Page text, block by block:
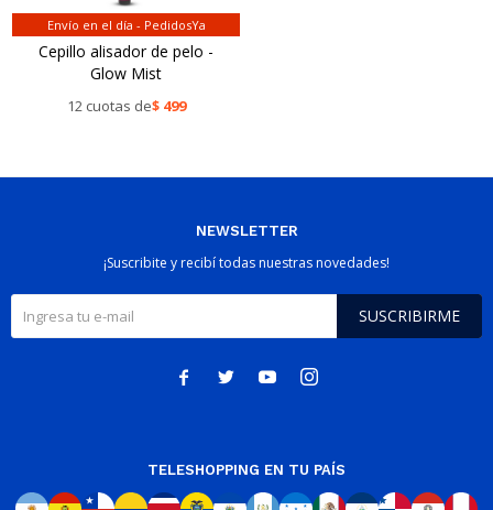
Envío en el día - PedidosYa
Cepillo alisador de pelo -
Glow Mist
12 cuotas de$ 499
NEWSLETTER
¡Suscribite y recibí todas nuestras novedades!
SUSCRIBIRME
   
TELESHOPPING EN TU PAÍS